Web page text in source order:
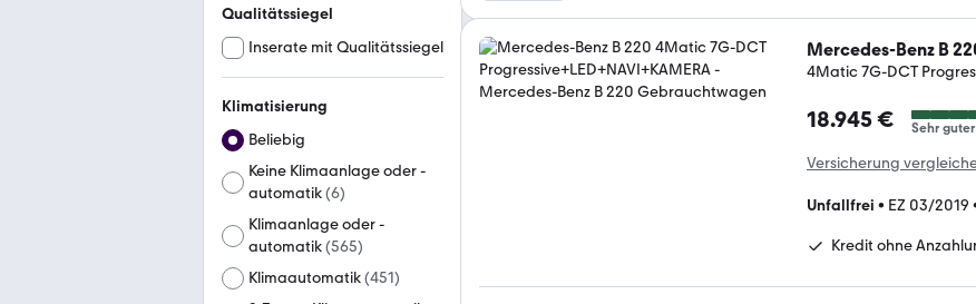
Qualitätssiegel
Inserate mit Qualitätssiegel
Klimatisierung
Beliebig
Keine Klimaanlage oder -
automatik(6)
Klimaanlage oder -
automatik(565)
Klimaautomatik(451)
Mercedes-Benz B
4Matic 7G-DCT
18.945 € Sehr
Versicherung
Unfallfrei • EZ 03/2019
Kredit ohne